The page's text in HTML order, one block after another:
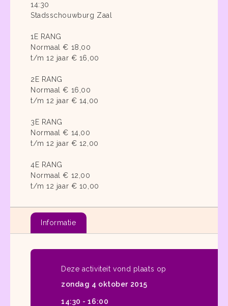
14:30
Stadsschouwburg Zaal
1E RANG
Normaal € 18,00
t/m 12 jaar € 16,00
2E RANG
Normaal € 16,00
t/m 12 jaar € 14,00
3E RANG
Normaal € 14,00
t/m 12 jaar € 12,00
4E RANG
Normaal € 12,00
t/m 12 jaar € 10,00
Informatie
Deze activiteit vond plaats op
zondag 4 oktober 2015
14:30 - 16:00